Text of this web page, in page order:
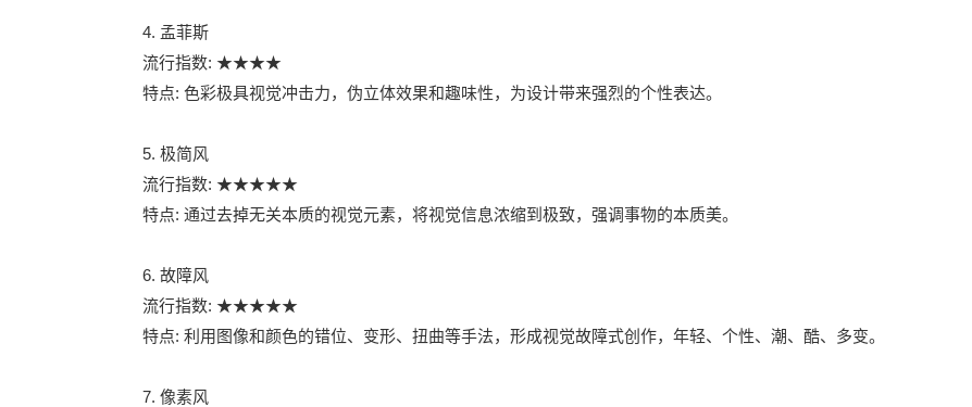
4. 孟菲斯
流行指数: ★★★★
特点: 色彩极具视觉冲击力，伪立体效果和趣味性，为设计带来强烈的个性表达。
5. 极简风
流行指数: ★★★★★
特点: 通过去掉无关本质的视觉元素，将视觉信息浓缩到极致，强调事物的本质美。
6. 故障风
流行指数: ★★★★★
特点: 利用图像和颜色的错位、变形、扭曲等手法，形成视觉故障式创作，年轻、个性、潮、酷、多变。
7. 像素风